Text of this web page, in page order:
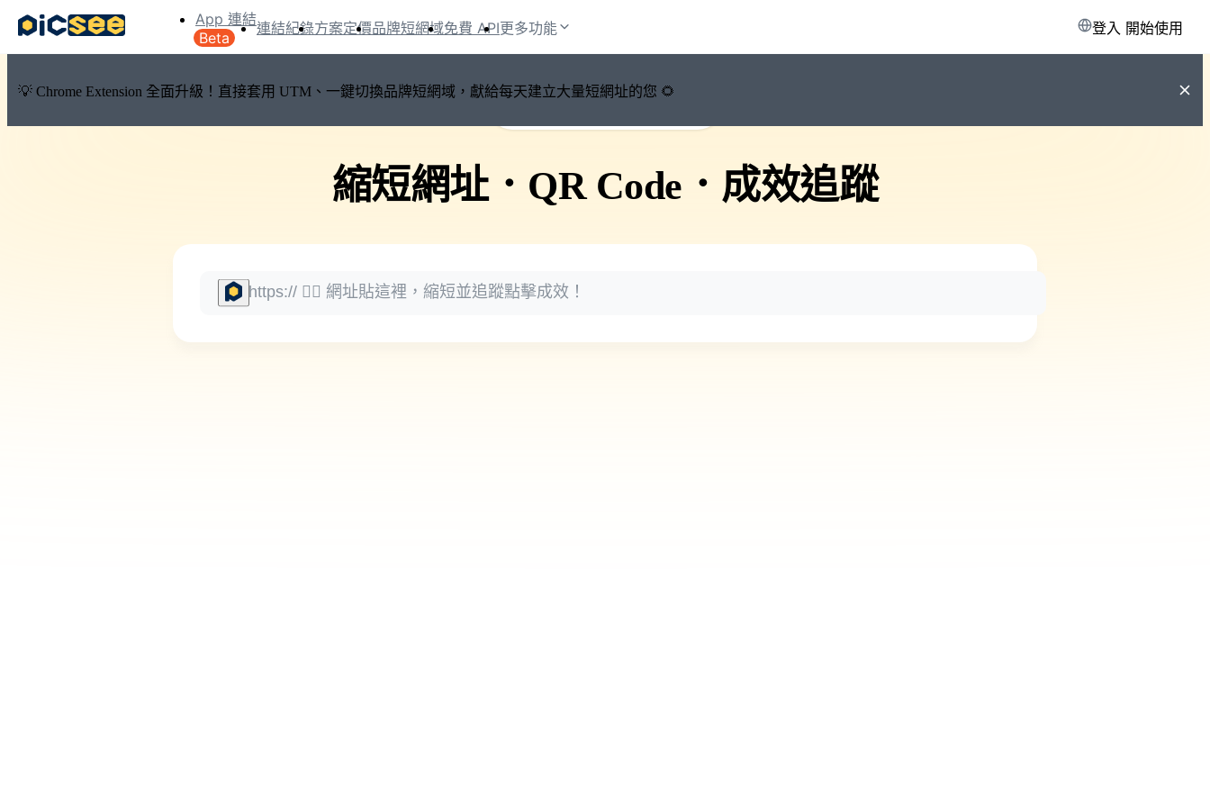
💡 Chrome Extension 全面升級！直接套用 UTM、一鍵切換品牌短網域，獻給每天建立大量短網址的您 🌻
App 連結
Beta
連結紀錄方案定價品牌短網域免費 API更多功能 登入 開始使用
🚀 PicSee 短網址永久有效
縮短網址． QR Code ． 成效追蹤